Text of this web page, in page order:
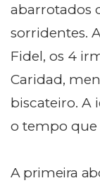
abarrotados
sorridentes.
Fidel, os 4
Caridad,
biscateiro. A
o tempo que
A primeira